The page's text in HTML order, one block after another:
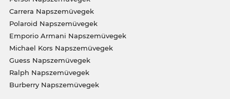
Carrera Napszemüvegek
Polaroid Napszemüvegek
Emporio Armani Napszemüvegek
Michael Kors Napszemüvegek
Guess Napszemüvegek
Ralph Napszemüvegek
Burberry Napszemüvegek